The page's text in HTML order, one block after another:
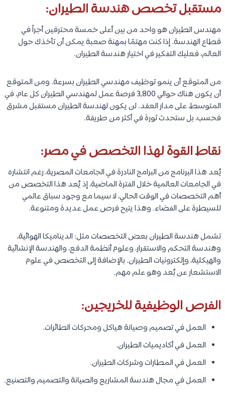
مستقبل تخصص هندسة الطيران:
مهندس الطيران هو واحد من بين أعلى خمسة محترفين أجراً في
قطاع الهندسة. إذا كنت مهتمًا بمهنة صعبة يمكن أن تأخذك حول
العالم، فعليك التفكير في اختيار هندسة الطيران.
من المتوقع أن ينمو توظيف مهندسي الطيران بسرعة. ومن المتوقع
أن يكون هناك حوالي 3,800 فرصة عمل لمهندسي الطيران كل عام، في
المتوسط، على مدار العقد. لن يكون لهندسة الطيران مستقبل مشرق
فحسب، بل ستحدث ثورة في أكثر من طريقة.
نقاط القوة لهذا التخصص في مصر:
يُعد هذا البرنامج من البرامج النادرة في الجامعات المصرية، رغم انتشاره
في الجامعات العالمية خلال الفترة الماضية، إذ يُعد هذا التخصص من
أهم التخصصات في الوقت الحالي، لا سيما مع وجود سباق عالمي
للسيطرة على الفضاء. وهذا يتيح فرص عمل عديدة ومتنوعة.
تشمل هندسة الطيران بعض التخصصات مثل: الديناميكا الهوائية،
وهندسة التحكم والاستقرار، وعلوم أنظمة الدفع، والهندسة الإنشائية
والهيكلية، وإلكترونيات الطيران. بالإضافة إلى التخصص في علوم
الاستشعار عن بُعد وهو علم مهم.
الفرص الوظيفية للخريجين:
العمل في تصميم وصيانة هياكل ومحركات الطائرات.
العمل في أكاديميات الطيران.
العمل في المطارات وشركات الطيران.
العمل في مجال هندسة المشاريع والصيانة والتصميم والتصنيع.